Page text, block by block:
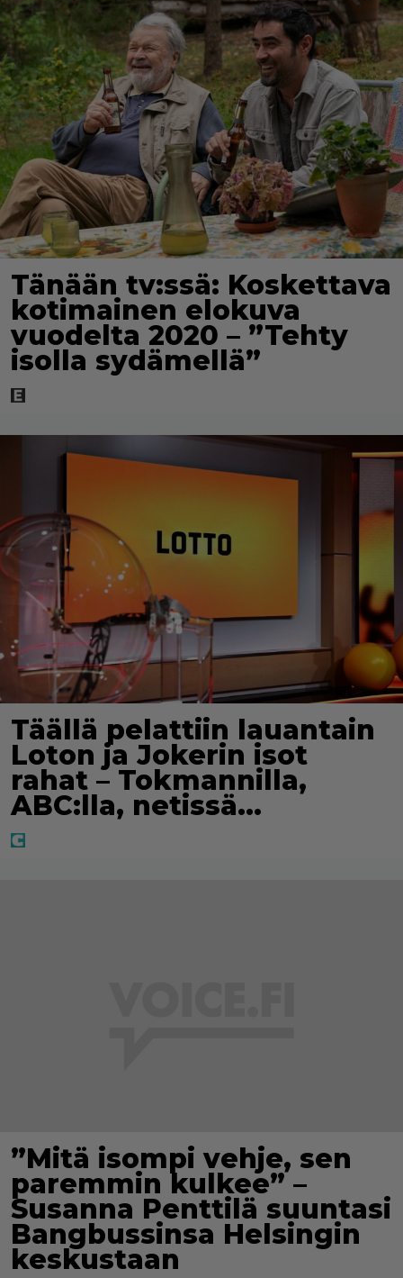
Tänään tv:ssä: Koskettava
kotimainen elokuva
vuodelta 2020 – ”Tehty
isolla sydämellä”
Täällä pelattiin lauantain
Loton ja Jokerin isot
rahat – Tokmannilla,
ABC:lla, netissä…
”Mitä isompi vehje, sen
paremmin kulkee” –
Susanna Penttilä suuntasi
Bangbussinsa Helsingin
keskustaan